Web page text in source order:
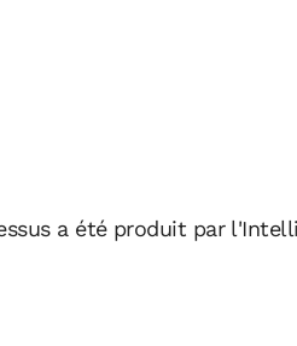
a été produit par